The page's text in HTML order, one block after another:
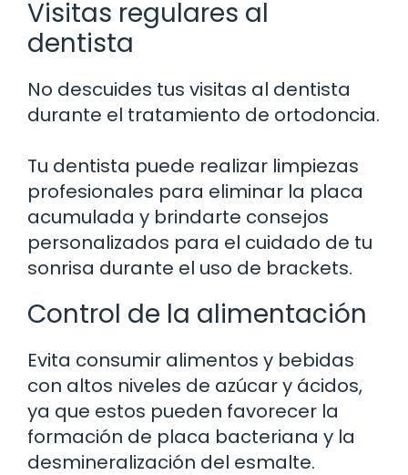
Visitas regulares al
dentista
No descuides tus visitas al dentista
durante el tratamiento de ortodoncia.
Tu dentista puede realizar limpiezas
profesionales para eliminar la placa
acumulada y brindarte consejos
personalizados para el cuidado de tu
sonrisa durante el uso de brackets.
Control de la alimentación
Evita consumir alimentos y bebidas
con altos niveles de azúcar y ácidos,
ya que estos pueden favorecer la
formación de placa bacteriana y la
desmineralización del esmalte.